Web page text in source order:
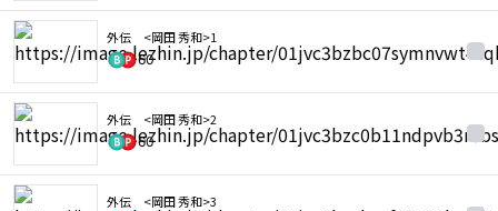
外伝 <岡田 秀和>1
60
外伝 <岡田 秀和>2
60
外伝 <岡田 秀和>3